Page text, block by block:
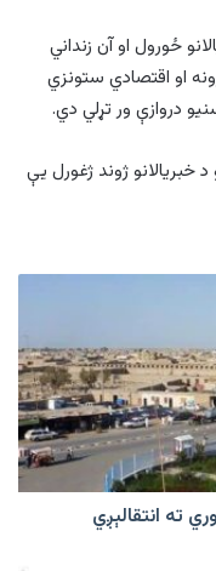
ځورول او آن زنداني
او اقتصادي ستونزي
دروازې ور تړلي دي.
خبریالانو ژوند ژغورل يې
ته انتقالېږي